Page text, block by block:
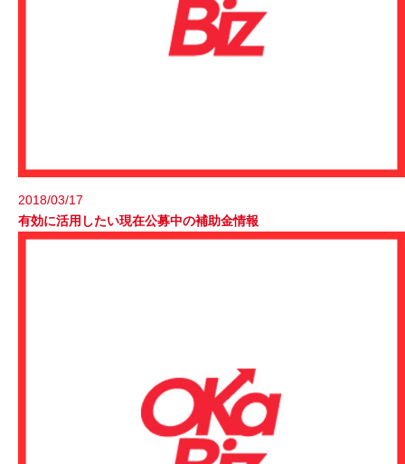
2018/03/17
有効に活用したい現在公募中の補助金情報